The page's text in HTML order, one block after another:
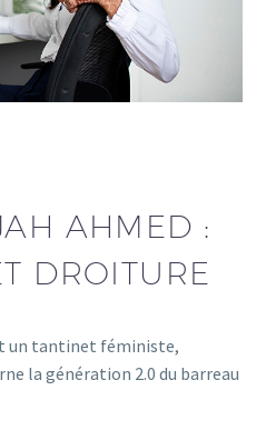
AHMED :
DROITURE
un tantinet féministe,
la génération 2.0 du barreau